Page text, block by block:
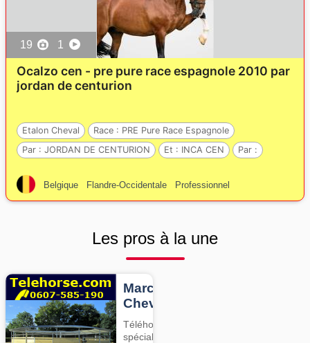
19 1
Ocalzo cen - pre pure race espagnole 2010 par
jordan de centurion
Etalon Cheval Race : PRE Pure Race Espagnole
Par : JORDAN DE CENTURION Et : INCA CEN Par :
Belgique Flandre-Occidentale Professionnel
Les pros à la une
Marcheurs
Chevaux
Téléhorse,
spécialiste